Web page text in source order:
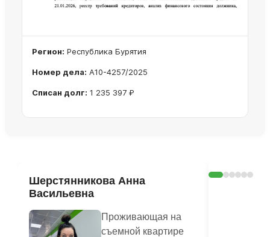
Регион: Республика Бурятия
Номер дела: А10-4257/2025
Списан долг: 1 235 397 ₽
Шерстянникова Анна
Васильевна
Проживающая на
съемной квартире